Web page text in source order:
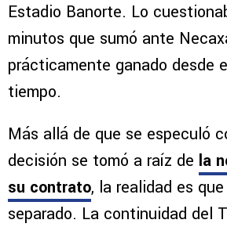
Estadio Banorte. Lo
minutos que sumó ante
prácticamente ganado desde
tiempo.
Más allá de que se especuló
decisión se tomó a raíz de la
su contrato, la realidad es
separado. La continuidad del